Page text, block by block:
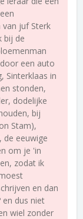
juf Sterk
bij de
een auto
Sinterklaas in
stonden,
dodelijke
bij
Stam),
de eeuwige
om je 'in
zodat ik
en dan
en dus niet
wiel zonder